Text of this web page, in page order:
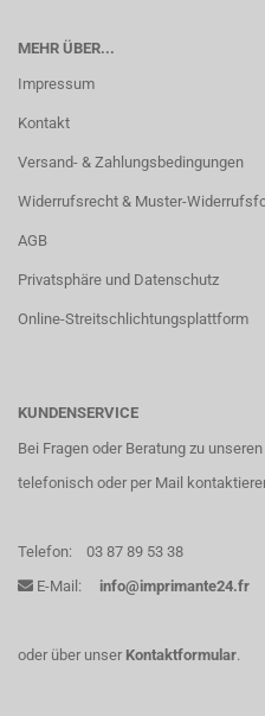
MEHR ÜBER...
Impressum
Kontakt
Versand- & Zahlungsbedingungen
Widerrufsrecht & Muster-
AGB
Privatsphäre und Datenschutz
Online-Streitschlichtungsplattform
KUNDENSERVICE
Bei Fragen oder Beratung zu
telefonisch oder per Mail
Telefon:
03 87 89 53 38
E-Mail:
info@imprimante24.fr
oder über unser Kontaktformular.